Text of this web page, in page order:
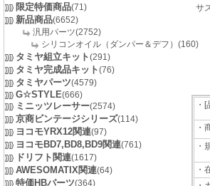
限定特価商品(71)
新品商品(6652)
汎用パーツ(2752)
シリコンオイル（ダンパー＆デフ）(160)
タミヤ組立キット(291)
タミヤ完成品キット(76)
タミヤパーツ(4579)
G☆STYLE(666)
ミニッツレーサー(2574)
京商ビンテージシリーズ(114)
ヨコモYRX12関連(97)
ヨコモBD7,BD8,BD9関連(761)
ドリフト関連(1617)
AWESOMATIX関連(64)
特価HBパーツ(364)
サ
・
・
・
・